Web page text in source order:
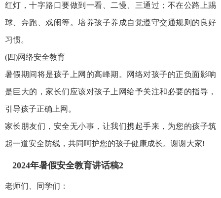
红灯，十字路口要做到一看、二慢、三通过；不在公路上踢
球、奔跑、戏闹等。培养孩子养成自觉遵守交通规则的良好
习惯。
(四)网络安全教育
暑假期间将是孩子上网的高峰期。网络对孩子的正负面影响
是巨大的，家长们应该对孩子上网给予关注和必要的指导，
引导孩子正确上网。
家长朋友们，安全无小事，让我们携起手来，为您的孩子筑
起一道安全防线，共同呵护您的孩子健康成长。谢谢大家!
2024年暑假安全教育讲话稿2
老师们、同学们：